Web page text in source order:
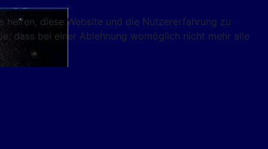
helfen, diese Website und die Nutzererfahrung zu
dass bei einer Ablehnung womöglich nicht mehr alle